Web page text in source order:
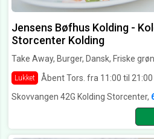
Jensens Bøfhus Kolding -
Storcenter Kolding
Take Away, Burger, Dansk, Friske
Lukket
Åbent Tors. fra 11:00 til 21:00
Skovvangen 42G Kolding Storcenter,